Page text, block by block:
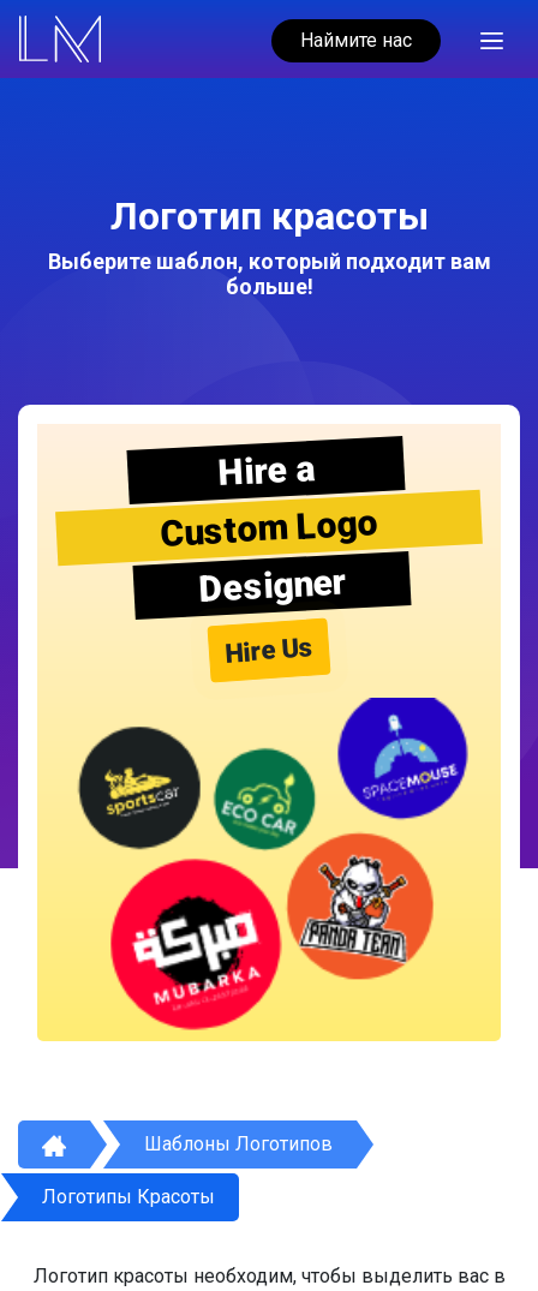
Наймите нас
Логотип красоты
Выберите шаблон, который подходит вам
больше!
Hire a
Custom Logo
Designer
Hire Us
Шаблоны Логотипов
Логотипы Красоты
Логотип красоты необходим, чтобы выделить вас в